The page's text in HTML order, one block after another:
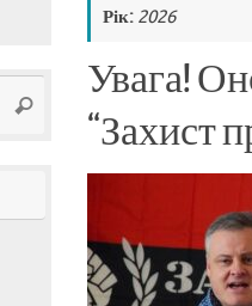
Рік: 2026
Увага!
“Захист
Search
Search